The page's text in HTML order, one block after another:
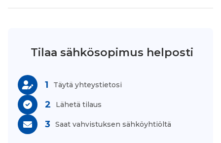
Tilaa sähkösopimus helposti
1 Täytä yhteystietosi
2 Lähetä tilaus
3 Saat vahvistuksen sähköyhtiöltä